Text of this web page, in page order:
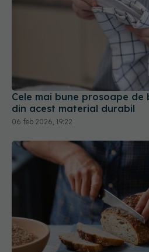
Cele mai bune prosoape de
din acest material durabil
06 feb 2026, 19:22